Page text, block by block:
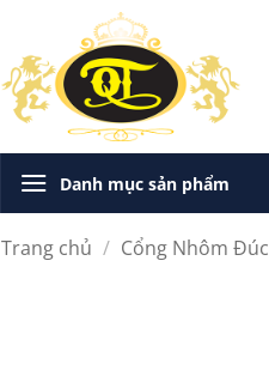
Danh mục sản phẩm
Trang chủ / Cổng Nhôm Đúc